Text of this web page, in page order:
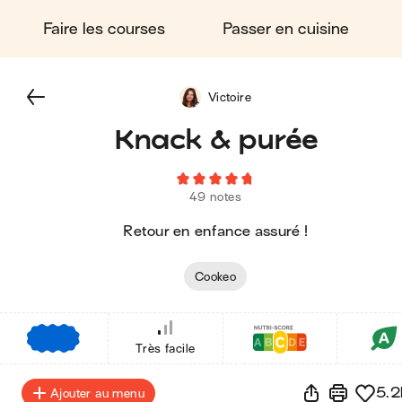
Faire les courses Passer en cuisine
Knack & purée
49 notes
Retour en enfance assuré !
Victoire
Cookeo
Très facile
Ajouter au menu